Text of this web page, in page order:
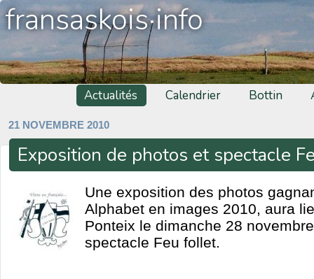
fransaskois·info
Actualités Calendrier Bottin
21 NOVEMBRE 2010
Exposition de photos et spectacle
Une exposition des photos
Alphabet en images 2010, aura
Ponteix le dimanche 28
spectacle Feu follet.